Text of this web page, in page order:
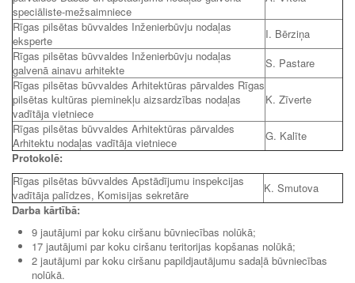
speciāliste-mežsaimniece
Rīgas pilsētas būvvaldes Inženierbūvju nodaļas
eksperte
I. Bērziņa
Rīgas pilsētas būvvaldes Inženierbūvju nodaļas
galvenā ainavu arhitekte
S. Pastare
Rīgas pilsētas būvvaldes Arhitektūras pārvaldes Rīgas
pilsētas kultūras pieminekļu aizsardzības nodaļas
vadītāja vietniece
K. Zīverte
Rīgas pilsētas būvvaldes Arhitektūras pārvaldes
Arhitektu nodaļas vadītāja vietniece
G. Kalīte
Protokolē:
Rīgas pilsētas būvvaldes Apstādījumu inspekcijas
vadītāja palīdzes, Komisijas sekretāre
K. Smutova
Darba kārtībā:
9 jautājumi par koku ciršanu būvniecības nolūkā;
17 jautājumi par koku ciršanu teritorijas kopšanas nolūkā;
2 jautājumi par koku ciršanu papildjautājumu sadaļā būvniecības
nolūkā.